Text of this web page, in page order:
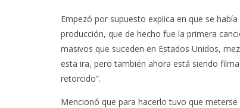
Empezó por supuesto explica en que se
producción, que de hecho fue la primera
masivos que suceden en Estados Unidos,
esta ira, pero también ahora está siendo
retorcido”.
Mencionó que para hacerlo tuvo que